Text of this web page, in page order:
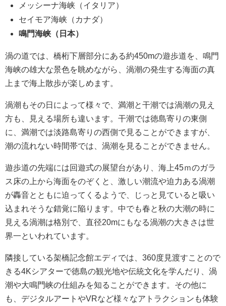
メッシーナ海峡（イタリア）
セイモア海峡（カナダ）
鳴門海峡（日本）
渦の道では、橋桁下層部分にある約450mの遊歩道を、鳴門
海峡の雄大な景色を眺めながら、渦潮の発生する海面の真
上まで海上散歩が楽しめます。
渦潮もその日によって様々で、満潮と干潮では渦潮の見え
方も、見える場所も違います。干潮では徳島寄りの東側
に、満潮では淡路島寄りの西側で見ることができますが、
潮の流れない時間帯では、渦潮を見ることができません。
遊歩道の先端には回遊式の展望台があり、海上45ｍのガラ
ス床の上から海面をのぞくと、激しい潮流や迫力ある渦潮
が轟音とともに迫ってくるようで、じっと見ていると吸い
込まれそうな錯覚に陥ります。中でも春と秋の大潮の時に
見える渦潮は格別で、直径20mにもなる渦潮の大きさは世
界一といわれています。
隣接している架橋記念館エディでは、360度見渡すことので
きる4Kシアターで徳島の観光地や伝統文化を学んだり、渦
潮や大鳴門峡の仕組みを知ることができます。その他に
も、デジタルアートやVRなど様々なアトラクションも体験